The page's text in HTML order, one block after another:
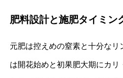
肥料設計と施肥タイミン
元肥は控えめの窒素と十分な
は開花始めと初果肥大期にカ